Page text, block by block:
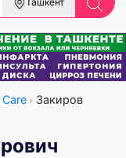
Закиров